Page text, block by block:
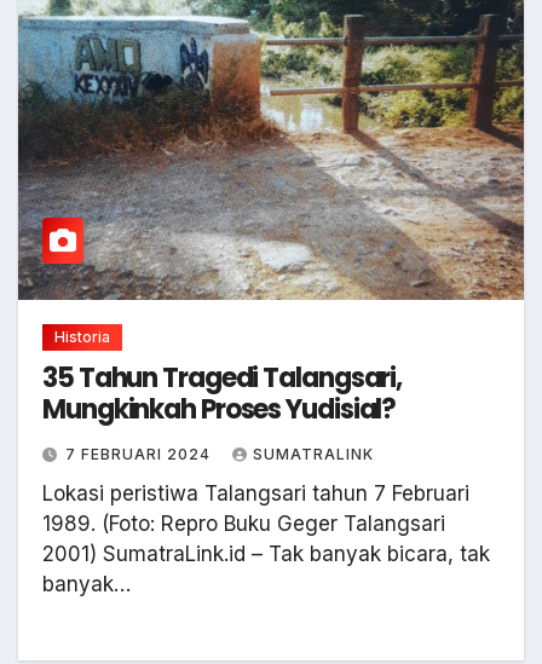
Historia
35 Tahun Tragedi Talangsari,
Mungkinkah Proses Yudisial?
7 FEBRUARI 2024 SUMATRALINK
Lokasi peristiwa Talangsari tahun 7 Februari
1989. (Foto: Repro Buku Geger Talangsari
2001) SumatraLink.id – Tak banyak bicara, tak
banyak…